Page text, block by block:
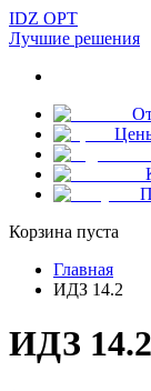
IDZ OPT
Лучшие решения
Корзина пуста
Главная
ИДЗ 14.2
ИДЗ 14.2